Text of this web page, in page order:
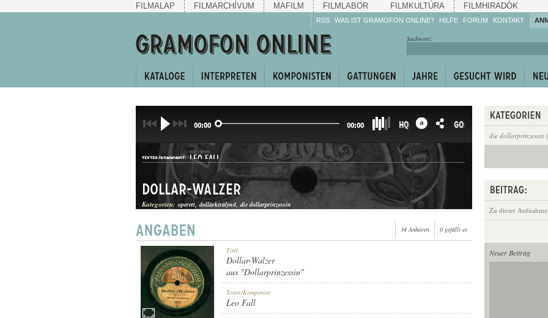
FILMALAP FILMARCHÍVUM MAFILM FILMLABOR FILMKULTÚRA FILMHIRADÓK
RSS WAS IST GRAMOFON ONLINE? HILFE
Machen Sie mit!
weiter!
FORUM KONTAKT
Suchwort:
die dollarprinzessin
Zu dieser
Neuer Beitrag
00:00 00:00 HQ GO
TEXTER/KOMPONIST: LEO FALL
GATTUNG: KERINGŐ
Dollar-Walzer
Kategorien: operett dollárkirálynő die dollarprinzessin
34 Anhören 0 gefällt es
Titel:
Dollar-Walzer
aus "Dollarprinzessin"
Texter/Komponist:
Leo Fall